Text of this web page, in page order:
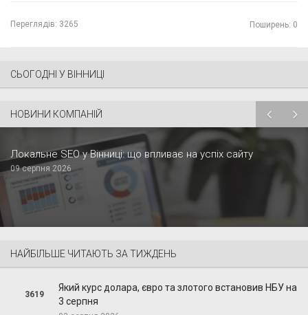
Переглядів: 3265 Поширень: 0
СЬОГОДНІ У ВІННИЦІ
НОВИНИ КОМПАНІЙ
Локальне SEO у Вінниці: що впливає на успіх сайту
09 серпня 2026
НАЙБІЛЬШЕ ЧИТАЮТЬ ЗА ТИЖДЕНЬ
3619
Який курс долара, євро та злотого встановив НБУ на
3 серпня